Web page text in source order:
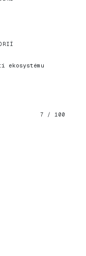
ekosystému
7 / 100